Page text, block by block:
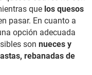
que los quesos
pasar. En cuanto a
opción adecuada
son nueces y
rebanadas de